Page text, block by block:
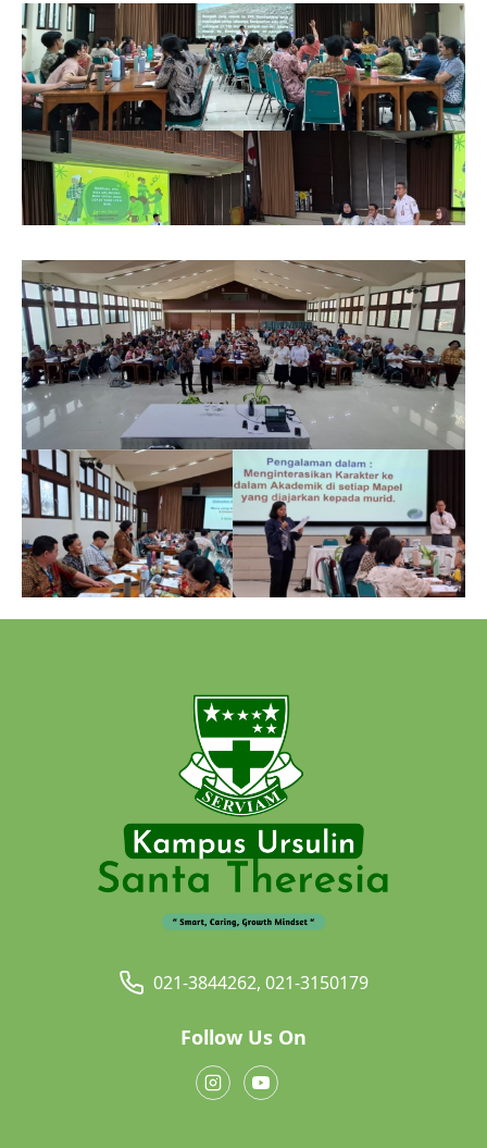
021-3844262, 021-3150179
Follow Us On